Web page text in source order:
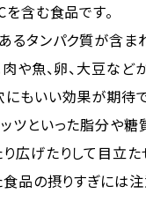
含む食品です。
るタンパク質が含
肉や魚、卵、大豆な
もいい効果が期待で
ツといった脂分や糖
広げたりして目立
食品の摂りすぎには注